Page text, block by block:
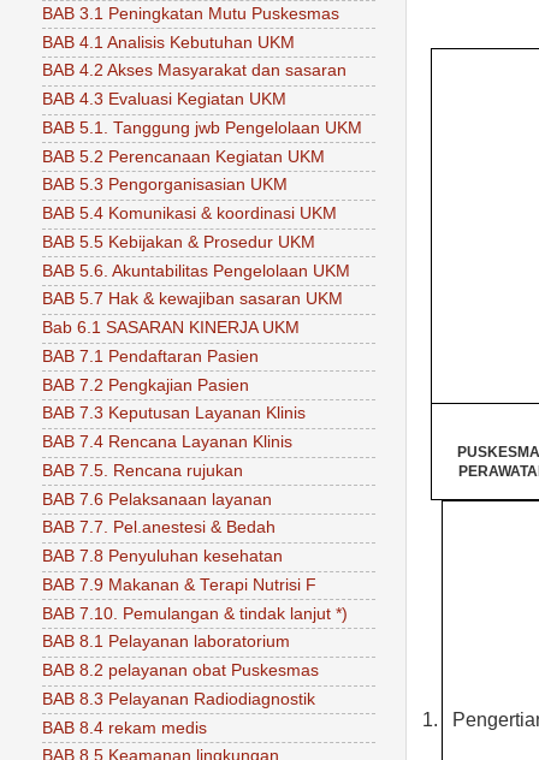
1.
BAB 3.1 Peningkatan Mutu Puskesmas
BAB 4.1 Analisis Kebutuhan UKM
BAB 4.2 Akses Masyarakat dan sasaran
BAB 4.3 Evaluasi Kegiatan UKM
BAB 5.1. Tanggung jwb Pengelolaan UKM
BAB 5.2 Perencanaan Kegiatan UKM
BAB 5.3 Pengorganisasian UKM
BAB 5.4 Komunikasi & koordinasi UKM
BAB 5.5 Kebijakan & Prosedur UKM
BAB 5.6. Akuntabilitas Pengelolaan UKM
BAB 5.7 Hak & kewajiban sasaran UKM
Bab 6.1 SASARAN KINERJA UKM
BAB 7.1 Pendaftaran Pasien
BAB 7.2 Pengkajian Pasien
BAB 7.3 Keputusan Layanan Klinis
BAB 7.4 Rencana Layanan Klinis
BAB 7.5. Rencana rujukan
BAB 7.6 Pelaksanaan layanan
BAB 7.7. Pel.anestesi & Bedah
BAB 7.8 Penyuluhan kesehatan
BAB 7.9 Makanan & Terapi Nutrisi F
BAB 7.10. Pemulangan & tindak lanjut *)
BAB 8.1 Pelayanan laboratorium
BAB 8.2 pelayanan obat Puskesmas
BAB 8.3 Pelayanan Radiodiagnostik
BAB 8.4 rekam medis
BAB 8.5 Keamanan lingkungan